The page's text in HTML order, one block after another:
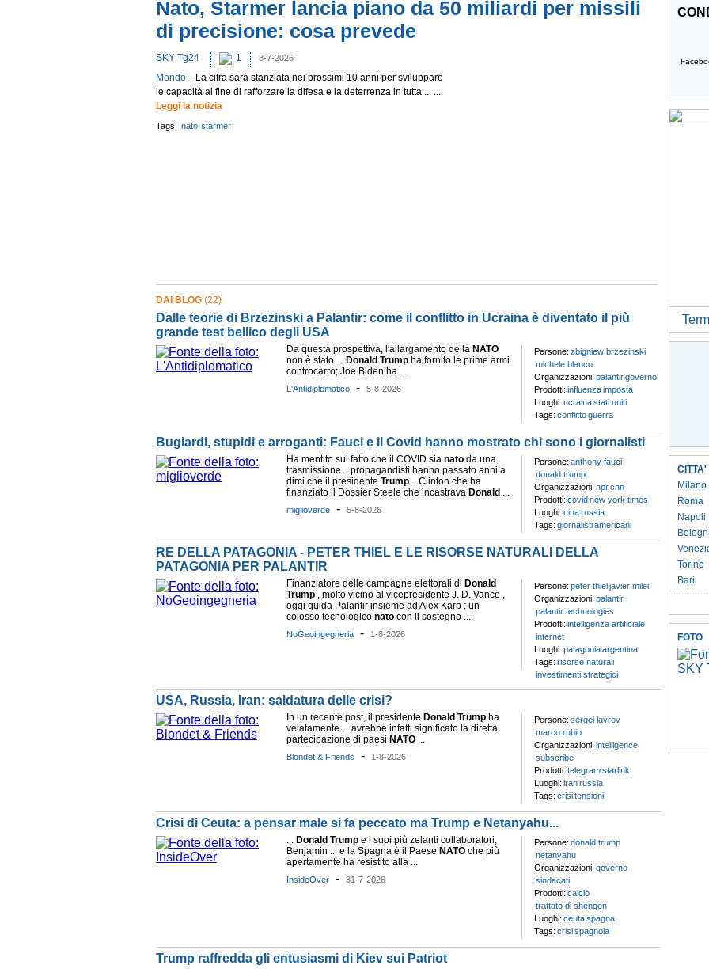
Nato, Starmer lancia piano da 50 miliardi per missili
di precisione: cosa prevede
SKY Tg24 1 8-7-2026
Mondo - La cifra sarà stanziata nei prossimi 10 anni per sviluppare
le capacità al fine di rafforzare la difesa e la deterrenza in tutta ... ...
Leggi la notizia
Tags: nato starmer
DAI BLOG (22)
Dalle teorie di Brzezinski a Palantir: come il conflitto in Ucraina è diventato il più
grande test bellico degli USA
Da questa prospettiva, l'allargamento della NATO
non è stato ... Donald Trump ha fornito le prime armi
controcarro; Joe Biden ha ...
L'Antidiplomatico - 5-8-2026
Persone: zbigniew brzezinski
michele blanco
Organizzazioni: palantirgoverno
Prodotti: influenzaimposta
Luoghi: ucrainastati uniti
Tags: conflittoguerra
Bugiardi, stupidi e arroganti: Fauci e il Covid hanno mostrato chi sono i giornalisti
Ha mentito sul fatto che il COVID sia nato da una
trasmissione ...propagandisti hanno passato anni a
dirci che il presidente Trump ...Clinton che ha
finanziato il Dossier Steele che incastrava Donald ...
miglioverde - 5-8-2026
Persone: anthony fauci
donald trump
Organizzazioni: nprcnn
Prodotti: covidnew york times
Luoghi: cinarussia
Tags: giornalistiamericani
RE DELLA PATAGONIA - PETER THIEL E LE RISORSE NATURALI DELLA
PATAGONIA PER PALANTIR
Finanziatore delle campagne elettorali di Donald
Trump , molto vicino al vicepresidente J. D. Vance ,
oggi guida Palantir insieme ad Alex Karp : un
colosso tecnologico nato con il sostegno ...
NoGeoingegneria - 1-8-2026
Persone: peter thieljavier milei
Organizzazioni: palantir
palantir technologies
Prodotti: intelligenza artificiale
internet
Luoghi: patagoniaargentina
Tags: risorse naturali
investimenti strategici
USA, Russia, Iran: saldatura delle crisi?
In un recente post, il presidente Donald Trump ha
velatamente ...avrebbe infatti significato la diretta
partecipazione di paesi NATO ...
Blondet & Friends - 1-8-2026
Persone: sergei lavrov
marco rubio
Organizzazioni: intelligence
subscribe
Prodotti: telegramstarlink
Luoghi: iranrussia
Tags: crisitensioni
Crisi di Ceuta: a pensar male si fa peccato ma Trump e Netanyahu...
... Donald Trump e i suoi più zelanti collaboratori,
Benjamin ... e la Spagna è il Paese NATO che più
apertamente ha resistito alla ...
InsideOver - 31-7-2026
Persone: donald trump
netanyahu
Organizzazioni: governo
sindacati
Prodotti: calcio
trattato di shengen
Luoghi: ceutaspagna
Tags: crisispagnola
Trump raffredda gli entusiasmi di Kiev sui Patriot
CITTA'
Milano
Roma
Napoli
Torino
Bari
FOTO